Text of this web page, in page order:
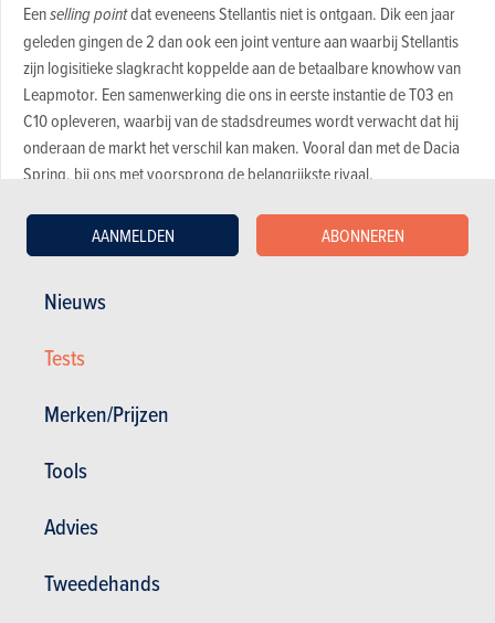
Nieuws
Tests
Merken/Prijzen
Tools
Advies
Tweedehands
AANMELDEN ABONNEREN
Eenselling pointdat eveneens Stellantis niet is ontgaan. Dik een jaar
geleden gingen de 2 dan ook een joint venture aan waarbij Stellantis
zijn logisitieke slagkracht koppelde aan de betaalbare knowhow van
Leapmotor. Een samenwerking die ons in eerste instantie de T03 en
C10 opleveren, waarbij van de stadsdreumes wordt verwacht dat hij
onderaan de markt het verschil kan maken. Vooral dan met de Dacia
Spring, bij ons met voorsprong de belangrijkste rivaal.
Leapmotor T03
Een ding is zeker, over de looks van de T03 is er niet heel veel
allicht de foto’s van wijlen de Smart Forfour op tafel geploft,
geknikt. En daarmee was de zaak waarschijnlijk beklonken.